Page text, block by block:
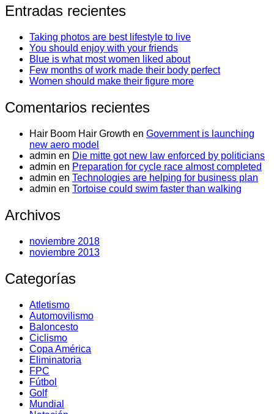
Entradas recientes
Taking photos are best lifestyle to live
You should enjoy with your friends
Blue is what most women liked about
Few months of work made their body perfect
Women should make their figure more
Comentarios recientes
Hair Boom Hair Growth en Government is launching
new aero model
admin en Die mitte got new law enforced by politicians
admin en Preparation for cycle race almost completed
admin en Technologies are helping for business plan
admin en Tortoise could swim faster than walking
Archivos
noviembre 2018
noviembre 2013
Categorías
Atletismo
Automovilismo
Baloncesto
Ciclismo
Copa América
Eliminatoria
FPC
Fútbol
Golf
Mundial